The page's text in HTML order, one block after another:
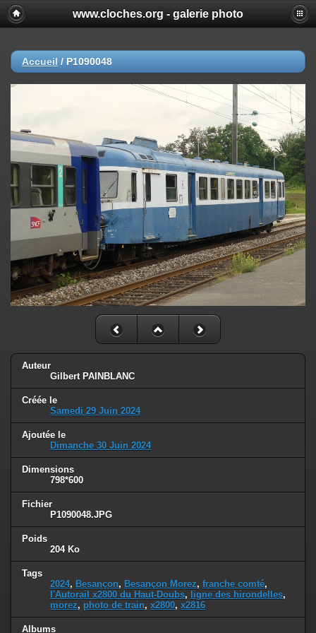
www.cloches.org - galerie photo
Accueil / P1090048
Auteur
Gilbert PAINBLANC
Créée le
Samedi 29 Juin 2024
Ajoutée le
Dimanche 30 Juin 2024
Dimensions
798*600
Fichier
P1090048.JPG
Poids
204 Ko
Tags
2024, Besançon, Besançon Morez, franche comté,
l'Autorail x2800 du Haut-Doubs, ligne des hirondelles,
morez, photo de train, x2800, x2816
Albums